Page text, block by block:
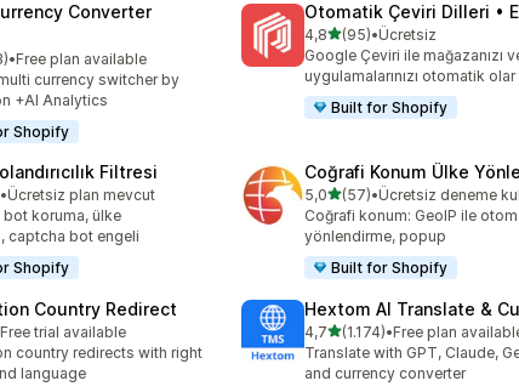
Converter
üzerinden
değerlendirme
•Free plan available
currency switcher by
+AI Analytics
Shopify
Otomatik Çeviri Dilleri •
4,85 yıldız üzerinden
(95)
toplam 95 değerlendirme
•Ücretsiz
Google Çeviri ile mağazanızı
uygulamalarınızı otomatik olar
Built for Shopify
Filtresi
üzerinden
değerlendirme
•Ücretsiz plan mevcut
koruma, ülke
captcha bot engeli
Shopify
Coğrafi Konum Ülke
5,05 yıldız üzerinden
(57)
toplam 57 değerlendirme
•
Coğrafi konum: GeoIP ile
yönlendirme, popup
Built for Shopify
Country Redirect
üzerinden
Free trial available
country redirects with right
language
Hextom AI Translate &
4,75 yıldız üzerinden
(1.174)
toplam 1174 değerlendirme
•Free plan
Translate with GPT, Claude,
and currency converter